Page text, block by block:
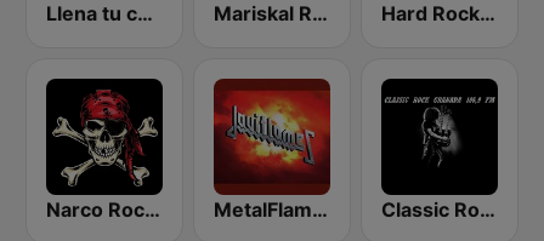
Llena tu cabeza de RocK Mariskal Rock Hard Rock Animals
Narco Rock Metal MetalFlames Radio Classic Rock Granada